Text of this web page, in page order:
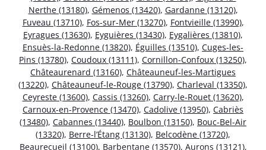
Nerthe (13180), Gémenos (13420), Gardanne (13120),
Fuveau (13710), Fos-sur-Mer (13270), Fontvieille (13990),
Eyragues (13630), Eyguières (13430), Eygalières (13810),
Ensuès-la-Redonne (13820), Éguilles (13510), Cuges-les-
Pins (13780), Coudoux (13111), Cornillon-Confoux (13250),
Châteaurenard (13160), Châteauneuf-les-Martigues
(13220), Châteauneuf-le-Rouge (13790), Charleval (13350),
Ceyreste (13600), Cassis (13260), Carry-le-Rouet (13620),
Carnoux-en-Provence (13470), Cadolive (13950), Cabriès
(13480), Cabannes (13440), Boulbon (13150), Bouc-Bel-Air
(13320), Berre-l’Étang (13130), Belcodène (13720),
Beaurecueil (13100), Barbentane (13570), Aurons (13121),